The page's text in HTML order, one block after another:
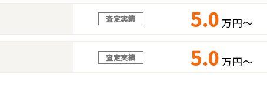
査定実績 5.0 万円～
査定実績 5.0 万円～